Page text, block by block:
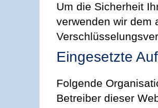
Um die Sicherheit
verwenden wir dem
Eingesetzte
Folgende
Betreiber dieser